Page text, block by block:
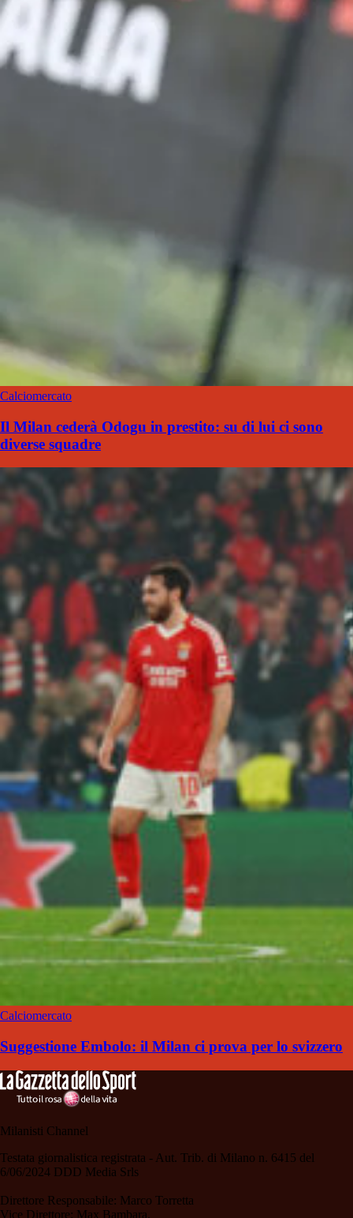
Calciomercato
Il Milan cederà Odogu in prestito: su di lui ci sono
diverse squadre
Calciomercato
Suggestione Embolo: il Milan ci prova per lo svizzero
Milanisti Channel
Testata giornalistica registrata - Aut. Trib. di Milano n. 6415 del
6/06/2024 DDD Media Srls
Direttore Responsabile: Marco Torretta
Vice Direttore: Max Bambara.